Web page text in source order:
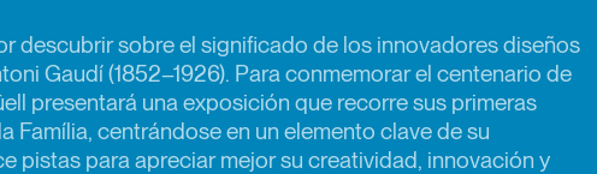
descubrir sobre el significado de los innovadores diseños
Gaudí (1852–1926). Para conmemorar el centenario de
presentará una exposición que recorre sus primeras
Família, centrándose en un elemento clave de su
pistas para apreciar mejor su creatividad, innovación y